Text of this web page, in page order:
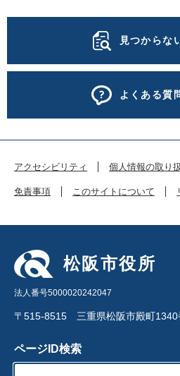
見つからな
よくある質
アクセシビリティ 個人情報の取り
免責事項 このサイトについて
松阪市役所
法人番号5000020242047
〒515-8515 三重県松阪市殿町1340
ページID検索